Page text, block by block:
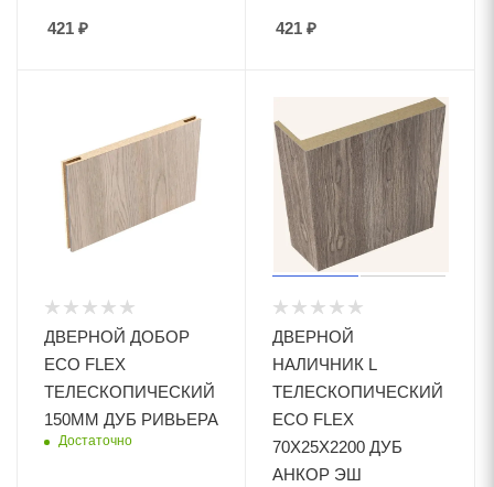
421 ₽ 421 ₽
ДВЕРНОЙ ДОБОР
ECO FLEX
ТЕЛЕСКОПИЧЕСКИЙ
150ММ ДУБ РИВЬЕРА
Достаточно
ДВЕРНОЙ
НАЛИЧНИК L
ТЕЛЕСКОПИЧЕСКИЙ
ECO FLEX
70Х25Х2200 ДУБ
АНКОР ЭШ